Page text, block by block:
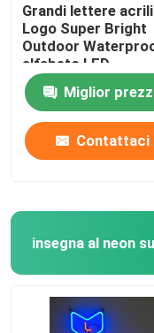
Grandi lettere
Logo Super Bright
Outdoor
alfabeto LED
Miglior
Contattaci
insegna al neon